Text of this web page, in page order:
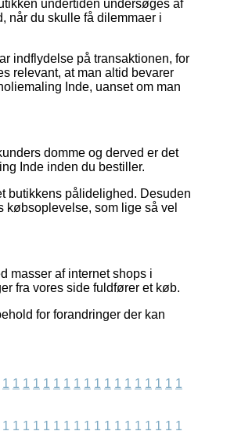
undertiden undersøges af
når du skulle få dilemmaer i
indflydelse på transaktionen, for
relevant, at man altid bevarer
Inde, uanset om man
domme og derved er det
Inde inden du bestiller.
butikkens pålidelighed. Desuden
købsoplevelse, som lige så vel
masser af internet shops i
fra vores side fuldfører et køb.
for forandringer der kan
1 1 1 1 1 1 1 1 1 1 1 1 1 1 1 1 1 1
1 1 1 1 1 1 1 1 1 1 1 1 1 1 1 1 1 1